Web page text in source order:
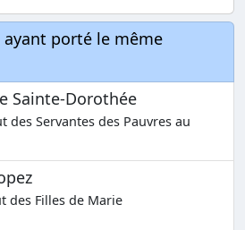
porté le même
Sainte-Dorothée
des Servantes des Pauvres au
des Filles de Marie